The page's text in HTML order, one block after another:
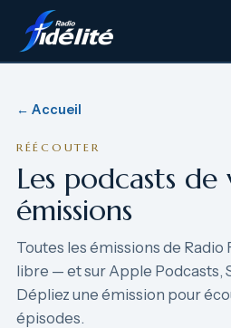
← Accueil
RÉÉCOUTER
Les podcasts de
émissions
Toutes les émissions de
libre — et sur Apple Podcasts,
Dépliez une émission pour
épisodes.